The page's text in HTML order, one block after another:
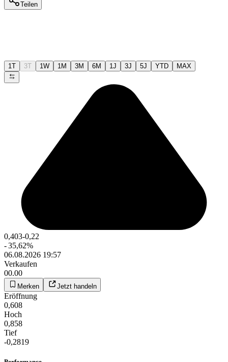
Teilen
1T 3T 1W 1M 3M 6M 1J 3J 5J YTD MAX
0,403-0,22
-35,62%
06.08.2026 19:57
Verkaufen
00.00
Merken Jetzt handeln
Eröffnung
0,608
Hoch
0,858
Tief
-0,2819